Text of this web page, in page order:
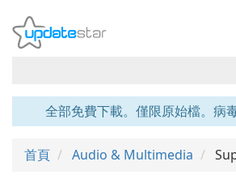
全部免費下載。僅限原始檔。病
首頁 Audio & Multimedia